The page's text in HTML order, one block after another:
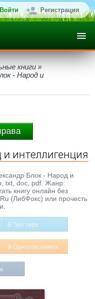
Войти Регистрация
книги »
- Народ и
интеллигенция
Блок - Народ и
txt, doc, pdf. Жанр:
книгу онлайн без
(ЛибФокс) или прочесть
В Твиттере
В Одноклассниках